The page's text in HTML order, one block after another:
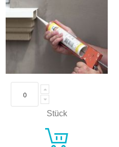
Stück